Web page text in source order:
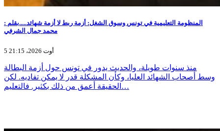
المنظومة التعليمية في تونس وسوق الشغل: أزمة ربط لا أزمة شهائد.....بقلم :
محمد جمال الشرفي
5 أوت 2026، 21:15
منذ سنوات طويلة، والحديث يدور في تونس حول أزمة البطالة
وسط أصحاب الشهائد العليا، وكأن المشكلة قدر لا يمكن تفاديه. لكن
الحقيقة أعمق من ذلك بكثير. فالتعليم…